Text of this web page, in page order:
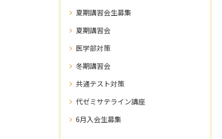
夏期講習会生募集
夏期講習会
医学部対策
冬期講習会
共通テスト対策
代ゼミサテライン講座
6月入会生募集